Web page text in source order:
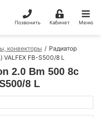
Позвонить Кабинет Меню
конвекторы
Радиатор
VALFEX FB-S500/8 L
2.0 Bm 500 8с
8 L